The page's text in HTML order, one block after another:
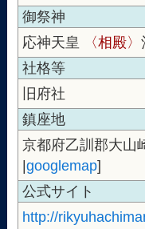
御祭神
応神天皇
〈相殿〉
社格等
旧府社
鎮座地
京都府乙訓郡大
|googlemap]
公式サイト
http://